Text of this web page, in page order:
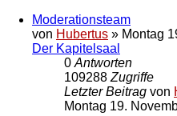
Moderationsteam
von Hubertus » Montag
Der Kapitelsaal
0 Antworten
109288 Zugriffe
Letzter Beitrag von
Montag 19.